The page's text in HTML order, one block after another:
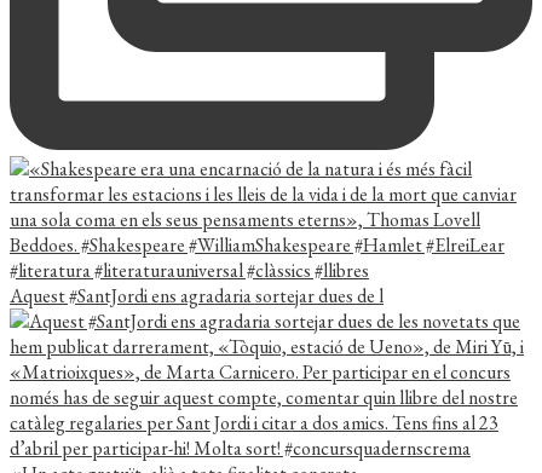
Aquest #SantJordi ens agradaria sortejar dues de l